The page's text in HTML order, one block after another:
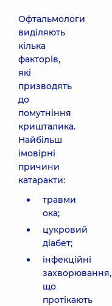
Офтальмологи
виділяють
кілька
факторів,
які
призводять
до
помутніння
кришталика.
Найбільш
імовірні
причини
катаракти:
травми
ока;
цукровий
діабет;
інфекційні
захворювання,
що
протікають